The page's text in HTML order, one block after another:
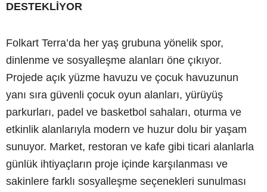
DESTEKLİYOR
Folkart Terra’da her yaş grubuna yönelik spor,
dinlenme ve sosyalleşme alanları öne çıkıyor.
Projede açık yüzme havuzu ve çocuk havuzunun
yanı sıra güvenli çocuk oyun alanları, yürüyüş
parkurları, padel ve basketbol sahaları, oturma ve
etkinlik alanlarıyla modern ve huzur dolu bir yaşam
sunuyor. Market, restoran ve kafe gibi ticari alanlarla
günlük ihtiyaçların proje içinde karşılanması ve
sakinlere farklı sosyalleşme seçenekleri sunulması